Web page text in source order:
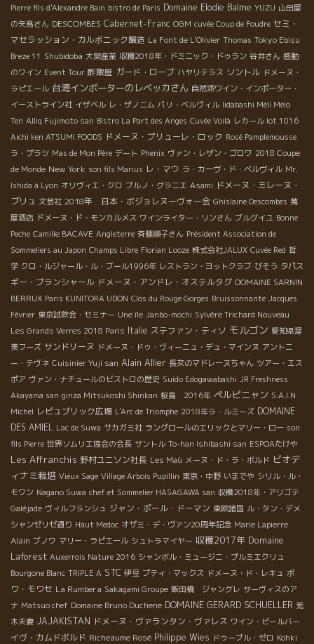
Pierre fils d'Alexandre Bain bistro de Paris Domaine Elodie Balme YUZU 山田屋
の矢島さん DESCOMBES Cabernet-Franc OGM cuvée Coup de Foudre セミ・
マセラッション・カルボニック醸造 La Font de L'Olivier Thomas Tokyo Ebisu
Breze 11 Shubidoba 大榮産業 収穫2018年・ドミニック・ドゥラン 谷井さん 感動
のワイン Event Tour 酢飯屋 ガード・ローブ ハヤリテラス ソントル ドメーヌ・
ラピエール 台湾インポーターのレベッカさん 自然派ワイン・インポーター・
イーストライン社 イザベル レ・ザノ二ム パリ・ベルヴィル Iidabashi Méli Mélo
Ten Alliq Fujimoto san Bistro La Part des Anges Cuvée Voilà レカール lot 1016
Aichi ken ATSUMI FOODS ドメーヌ・プリューレ・ロック Rosé Pamplemousse
ラ・プラツ Mas de Mon Père デート Phenix ヴァン・レザン・ゴロワ 2018 Coupe
de Monde New York son fils Marius レ・マウ ラ・カーヴ・ド・ベルヴィル Mr.
Ishida à Lyon オリヴィエ・クロ ブルノ・グラニエ Asami ドメーヌ・ミレーヌ・
ブリュ 文芸社 2018年 日本・ボジョレヌーヴォー会 Ghislaine Descombes 萬
屋酒店 ドメーヌ・ド・モンカルメス ワインライター・リンさん ブルグイユ Bonne
Peche Camille BACAVE Angleterre 斉藤順子さん Président Association de
Sommeliers au Japon Champs Libre Florian Looze 株式会社JALUX Cuvée Red 哲
学 クロ・ルジャール・ル・ブール1996年 レストラン・ヨットクラブ びそう タパス
ギー・ブランシャール ドメーヌ・アンドレ・オステルタグ DOMAINE SARNIN
BERRUX Paris KUNITORA UDON Clos du Rouge Gorges Bruissonnante Jacques
Février 東京試飲会・セミナー Une île Janbo-mochi Sylvère Trichard Nouveau
Les Grands Verres 2018 Paris Italie ステファン・ティソ モルゴン 愛知県渥
美フーズ サンドリーヌ ドメーヌ・ドゥ・ヴィーニュ・デュ・マインヌ アントニ
ー・テヴネ Cuisinier Yuji san Alain Allier 長女のマドレーヌちゃん ツアー・エス
ポア ヴァン・ナチュールのビストロの歴史 Suido Edogawabashi JR Freshness
Akayama san ginza Mitsukoshi Shinkan 桜島 2016年 ペルピニャン S.A.I.N
Michel レピュブリック広場 L'Arc de Triomphe 2018年ラ・ルミーズ DOMAINE
DES AMIEL Lac de Suwa サカガミ社 ラングロールのエリックとマリー・ロー son
fils Pierre 世界ソムリエ協会の会長 サントル To-han Ishibashi san ESPOAたけや
Les Affranchis 野村ユニソン社長 Les Maù メーヌ・ド・ラ・ボルド ビオデ
ィナミ栽培 Vieux Sage Village Arbois Pupillin 東京・中野 いまでや シリル・ル・
モワン Nagano Suwa chef et Sommelier HASAGAWA san 収穫2018年・アリゴテ
Galéjade ヴィルフランシュ ジャン・ポール・ドーマン 東欧諸国 ル・タン・デメ
シャンゼリゼ通り Haut Medoc オザミ・デ・ヴァン20周年記念 Marie Lapierre
Alain ブノワ マリー・ラピエール シュトラマイヤー 収穫2017年 Domaine
Laforest Auxerrois Nature 2016 シャンボル・ミュージニ・プルミエクリュ
Bourgone Blanc TRIPLE A STC 伊豆 プティ・マックス ドメーヌ・ド・レキュ ボ
ワ・モワセ La Rumbera Sakagami Groupe 飯田橋 ジャングレ サーヴィスのア
ナ Matsuo chef Domaine Bruno Duchene DOMAINE GERARD SCHUELLER 荒
木夫妻 JAJAKISTAN ドメーヌ・ヴァランタン・ヴァレス ワイン・ビールバー
イヴ・カムドボルド Richeaume Rosé Philippe Wies ドゥーブル・ゼロ Kohki